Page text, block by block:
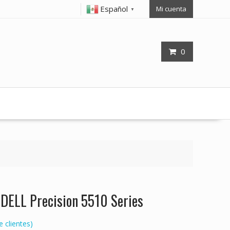
Español ▼ Mi cuenta
0
Precision 5510 Series
clientes)